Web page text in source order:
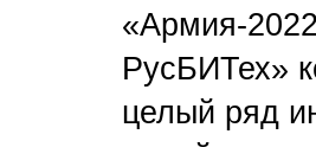
«Армия-
РусБИТех»
целый ряд